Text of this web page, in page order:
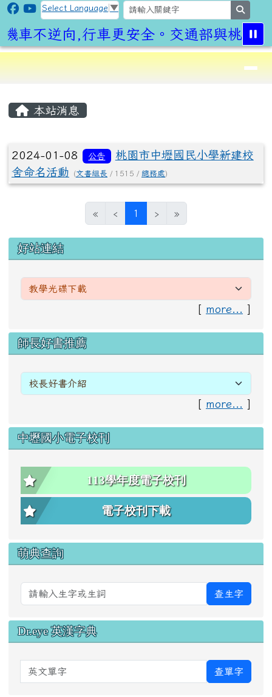
跳至主內容區
CLPS Site
Select Language ▼
車不逆向,行車更安全。交通部與桃園
⏸
導覽列
本站消息
文章列表
2024-01-08 公告
桃園市中壢國民小學新建校
舍命名活動
(文書組長 / 1515 / 總務處)
« ‹ 1 (目前頁次)
› »
左邊區域內容
好站連結
[ more... ]
右邊區域內容
師長好書推薦
[ more... ]
中壢國小電子校刊
113學年度電子校刊
電子校刊下載
萌典查詢
查生字
Dr.eye 英漢字典
英文單字 查單字